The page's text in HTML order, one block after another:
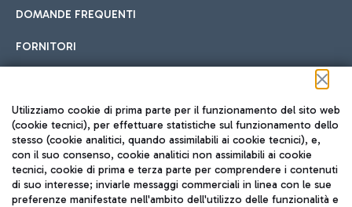
DOMANDE FREQUENTI
FORNITORI
Seguici sui social
TRAVEL JOURNAL
Utilizziamo cookie di prima parte per il funzionamento del sito web
(cookie tecnici), per effettuare statistiche sul funzionamento dello
stesso (cookie analitici, quando assimilabili ai cookie tecnici), e,
con il suo consenso, cookie analitici non assimilabili ai cookie
tecnici, cookie di prima e terza parte per comprendere i contenuti
di suo interesse; inviarle messaggi commerciali in linea con le sue
preferenze manifestate nell'ambito dell'utilizzo delle funzionalità e